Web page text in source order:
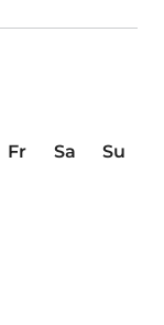
Fr Sa
Su